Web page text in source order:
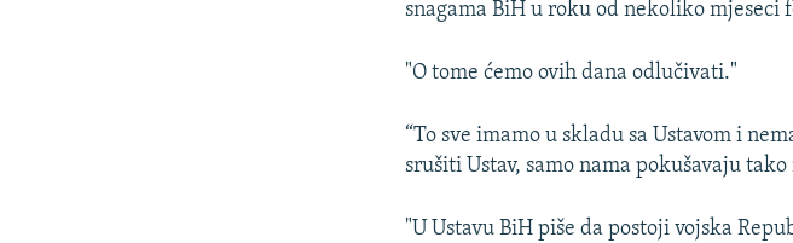
snagama BiH u roku od nekoliko mjeseci
"O tome ćemo ovih dana odlučivati."
“To sve imamo u skladu sa Ustavom i
srušiti Ustav, samo nama pokušavaju tako
"U Ustavu BiH piše da postoji vojska